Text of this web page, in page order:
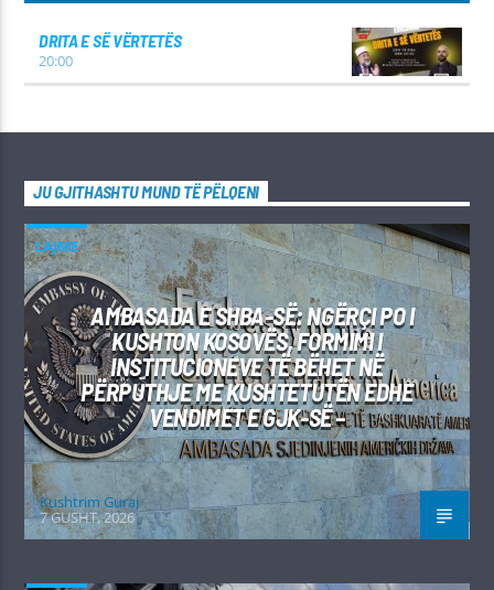
DRITA E SË VËRTETËS
20:00
JU GJITHASHTU MUND TË PËLQENI
LAJME
AMBASADA E SHBA-SË: NGËRÇI PO I
KUSHTON KOSOVËS, FORMIMI I
INSTITUCIONEVE TË BËHET NË
PËRPUTHJE ME KUSHTETUTËN EDHE
VENDIMET E GJK-SË –
Kushtrim Guraj
7 GUSHT, 2026